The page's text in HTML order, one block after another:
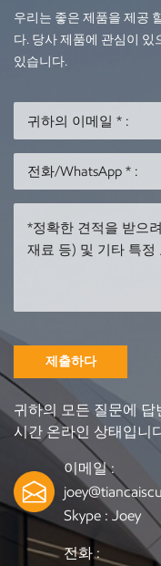
우리는 좋은 제품을 제공
다. 당사 제품에 관심이
있습니다.
제출하다
귀하의 모든 질문에
시간 온라인 상태입니
이메일 :
Skype :Joey
전화 :